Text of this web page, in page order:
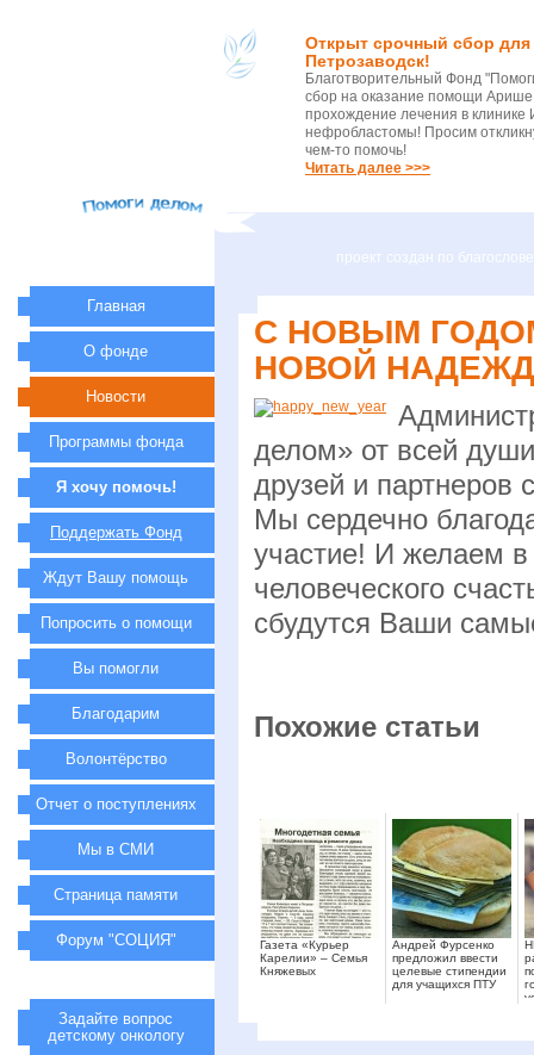
Открыт срочный сбор
Петрозаводск!
Благотворительный Фонд
сбор на оказание помощи Арише
прохождение лечения в клинике
нефробластомы! Просим
чем-то помочь!
Читать далее >>>
проект создан по
С НОВЫМ
НОВОЙ
делом» от всей
друзей и
Мы сердечно
участие! И желаем в
человеческого
сбудутся Ваши
Похожие статьи
Газета «Курьер
Карелии» – Семья
Княжевых
Андрей Фурсенко
предложил ввести
целевые стипендии
для учащихся ПТУ
Главная
О фонде
Новости
Программы фонда
Я хочу помочь!
Поддержать Фонд
Ждут Вашу помощь
Попросить о помощи
Вы помогли
Благодарим
Волонтёрство
Отчет о поступлениях
Мы в СМИ
Страница памяти
Форум "СОЦИЯ"
Задайте вопрос
детскому онкологу